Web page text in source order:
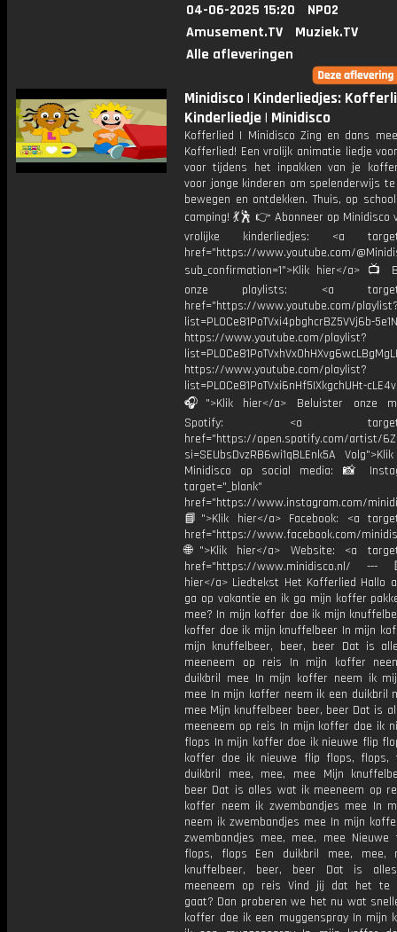
04-06-2025 15:20
NPO2
Amusement.TV
Muziek.TV
Alle afleveringen
Minidisco | Kinderliedjes:
Kinderliedje | Minidisco
Kofferlied | Minidisco Zing en dans
Kofferlied! Een vrolijk animatie liedje
voor tijdens het inpakken van je
voor jonge kinderen om spelenderwijs
bewegen en ontdekken. Thuis, op
camping! 💃🕺 👉 Abonneer op Minidisco
vrolijke kinderliedjes: <a
href="https://www.youtube.com/
sub_confirmation=1">Klik hier</a> 📺
onze playlists: <a
href="https://www.youtube.com/
list=PL0Ce81PoTVxi4pbghcrBZ5VVj6b-
https://www.youtube.com/playlist?
https://www.youtube.com/playlist?
list=PL0Ce81PoTVxi6nHf5IXkgchUHt-
🎧">Klik hier</a> Beluister onze
Spotify: <a
href="https://open.spotify.com/artist/
si=SEUbsDvzRB6wi1qBLEnk5A
Minidisco op social media: 📸
target="_blank"
href="https://www.instagram.com/
📘">Klik hier</a> Facebook: <a
href="https://www.facebook.com/
🌐">Klik hier</a> Website: <a
href="https://www.minidisco.nl/ ---
hier</a> Liedtekst Het Kofferlied Hallo
ga op vakantie en ik ga mijn koffer
mee? In mijn koffer doe ik mijn
koffer doe ik mijn knuffelbeer In mijn
mijn knuffelbeer, beer, beer Dat is
meeneem op reis In mijn koffer
duikbril mee In mijn koffer neem ik
mee In mijn koffer neem ik een duikbril
mee Mijn knuffelbeer beer, beer Dat is
meeneem op reis In mijn koffer doe ik
flops In mijn koffer doe ik nieuwe flip
koffer doe ik nieuwe flip flops, flops,
duikbril mee, mee, mee Mijn
beer Dat is alles wat ik meeneem op
koffer neem ik zwembandjes mee In
neem ik zwembandjes mee In mijn
zwembandjes mee, mee, mee
flops, flops Een duikbril mee, mee,
knuffelbeer, beer, beer Dat is
meeneem op reis Vind jij dat het te
gaat? Dan proberen we het nu wat
koffer doe ik een muggenspray In mijn